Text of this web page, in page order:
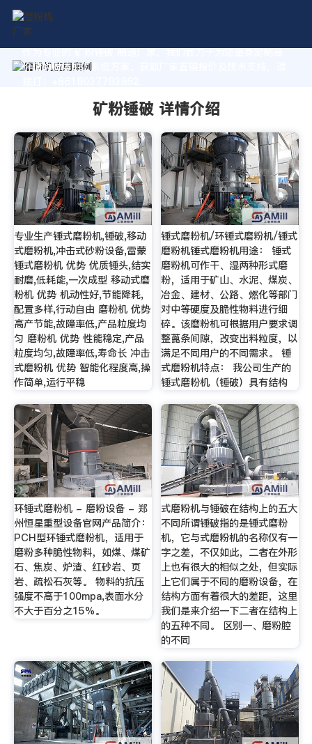
作为专业的 矿粉锤破 制造厂家，我们致力于为您量身定制高
价值的粉体加工系统方案。获取厂家直销报价及技术支持，请
矿粉锤破 详情介绍
专业生产锤式磨粉机,锤破,移动
式磨粉机,冲击式砂粉设备,雷蒙
锤式磨粉机 优势 优质锤头,结实
耐磨,低耗能,一次成型 移动式磨
粉机 优势 机动性好,节能降耗,
配置多样,行动自由 磨粉机 优势
高产节能,故障率低,产品粒度均
匀 磨粉机 优势 性能稳定,产品
粒度均匀,故障率低,寿命长 冲击
式磨粉机 优势 智能化程度高,操
作简单,运行平稳
锤式磨粉机/环锤式磨粉机/锤式
磨粉机锤式磨粉机用途： 锤式
磨粉机可作干、湿两种形式磨
粉，适用于矿山、水泥、煤炭、
冶金、建材、公路、燃化等部门
对中等硬度及脆性物料进行细
碎。该磨粉机可根据用户要求调
整蓖条间隙，改变出料粒度，以
满足不同用户的不同需求。 锤
式磨粉机特点： 我公司生产的
锤式磨粉机（锤破）具有结构
环锤式磨粉机 - 磨粉设备 - 郑
州恒星重型设备官网产品简介：
PCH型环锤式磨粉机，适用于
磨粉多种脆性物料，如煤、煤矿
石、焦炭、炉渣、红砂岩、页
岩、疏松石灰等。 物料的抗压
强度不高于100mpa,表面水分
不大于百分之15%。
式磨粉机与锤破在结构上的五大
不同所谓锤破指的是锤式磨粉
机，它与式磨粉机的名称仅有一
字之差，不仅如此，二者在外形
上也有很大的相似之处，但实际
上它们属于不同的磨粉设备，在
结构方面有着很大的差距，这里
我们是来介绍一下二者在结构上
的五种不同。 区别一、磨粉腔
的不同